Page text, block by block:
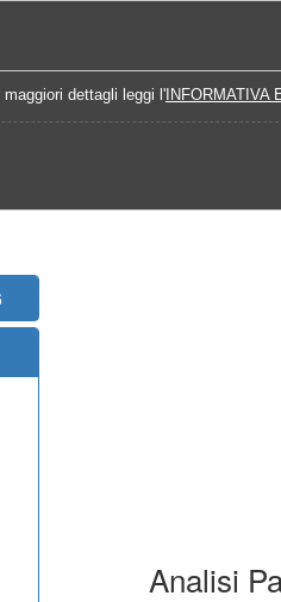
dettagli leggi l' INFORMATIVA
2025-2026 Analisi
Analisi